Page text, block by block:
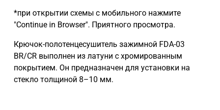
*при открытии схемы с мобильного нажмите
"Continue in Browser". Приятного просмотра.
Крючок-полотенцесушитель зажимной FDA-03
BR/CR выполнен из латуни с хромированным
покрытием. Он предназначен для установки на
стекло толщиной 8–10 мм.